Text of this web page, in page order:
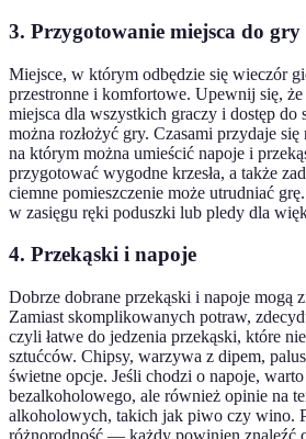
3. Przygotowanie miejsca do gry
Miejsce, w którym odbędzie się wieczór
przestronne i komfortowe. Upewnij się,
miejsca dla wszystkich graczy i dostęp do
można rozłożyć gry. Czasami przydaje
na którym można umieścić napoje i
przygotować wygodne krzesła, a także
ciemne pomieszczenie może utrudniać
w zasięgu ręki poduszki lub pledy dla
4. Przekąski i napoje
Dobrze dobrane przekąski i napoje mogą
Zamiast skomplikowanych potraw,
czyli łatwe do jedzenia przekąski, które
sztućców. Chipsy, warzywa z dipem,
świetne opcje. Jeśli chodzi o napoje,
bezalkoholowego, ale również opinie na
alkoholowych, takich jak piwo czy wino.